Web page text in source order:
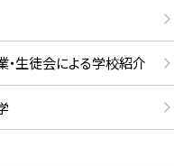
徒会による学校紹介